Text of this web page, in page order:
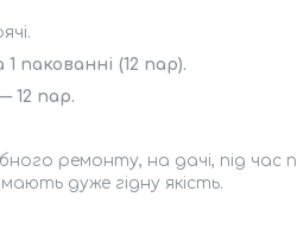
пакованні (12 пар).
12 пар.
ремонту, на дачі, під
дуже гідну якість.